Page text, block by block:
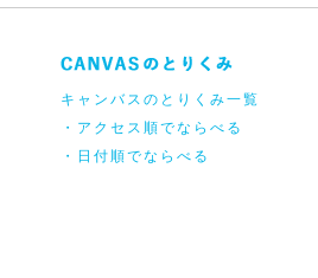
キャンバスのとりくみ一覧
・アクセス順でならべる
・日付順でならべる